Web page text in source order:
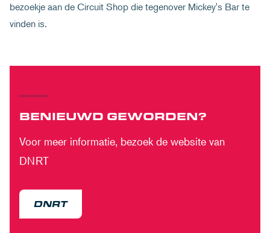
bezoekje aan de Circuit Shop die tegenover Mickey's Bar te
vinden is.
BENIEUWD GEWORDEN?
Voor meer informatie, bezoek de website van
DNRT
DNRT